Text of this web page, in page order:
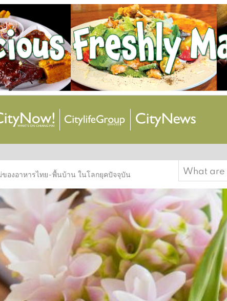
ของอาหารไทย-พื้นบ้าน ในโลกยุคปัจจุบัน
Search
for: